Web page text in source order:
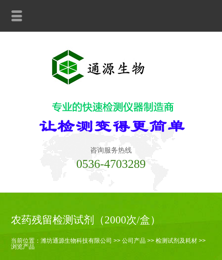
咨询服务热线
0536-4703289
农药残留检测试剂（2000次/盒）
当前位置：潍坊通源生物科技有限公司 >>公司产品 >>检测试剂及耗材 >>
浏览产品